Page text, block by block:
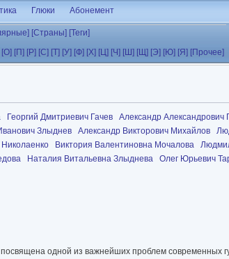
Глюки Абонемент
[Страны] [Теги]
[О] [П] [Р] [С] [Т] [У] [Ф] [Х] [Ц] [Ч] [Ш] [Щ] [Э] [Ю] [Я] [Прочее]
Георгий Дмитриевич Гачев Александр Александрович
Злыднев Александр Викторович Михайлов
Виктория Валентиновна Мочалова
Наталия Витальевна Злыднева Олег Юрьевич
посвящена одной из важнейших проблем современных